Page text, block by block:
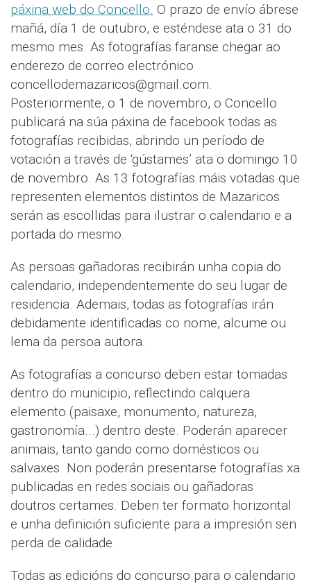
páxina web do Concello. O prazo de envío ábrese
mañá, día 1 de outubro, e esténdese ata o 31 do
mesmo mes. As fotografías faranse chegar ao
enderezo de correo electrónico
concellodemazaricos@gmail.com.
Posteriormente, o 1 de novembro, o Concello
publicará na súa páxina de facebook todas as
fotografías recibidas, abrindo un período de
votación a través de ‘gústames’ ata o domingo 10
de novembro. As 13 fotografías máis votadas que
representen elementos distintos de Mazaricos
serán as escollidas para ilustrar o calendario e a
portada do mesmo.
As persoas gañadoras recibirán unha copia do
calendario, independentemente do seu lugar de
residencia. Ademais, todas as fotografías irán
debidamente identificadas co nome, alcume ou
lema da persoa autora.
As fotografías a concurso deben estar tomadas
dentro do municipio, reflectindo calquera
elemento (paisaxe, monumento, natureza,
gastronomía...) dentro deste. Poderán aparecer
animais, tanto gando como domésticos ou
salvaxes. Non poderán presentarse fotografías xa
publicadas en redes sociais ou gañadoras
doutros certames. Deben ter formato horizontal
e unha definición suficiente para a impresión sen
perda de calidade.
Todas as edicións do concurso para o calendario